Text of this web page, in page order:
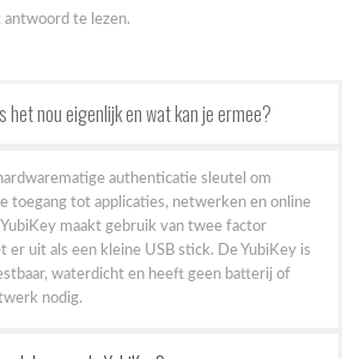
antwoord te lezen.
het nou eigenlijk en wat kan je ermee?
authenticatie sleutel om
toegang tot applicaties, netwerken en online
maakt gebruik van twee factor
er uit als een kleine USB stick. De YubiKey is
waterdicht en heeft geen batterij of
nodig.